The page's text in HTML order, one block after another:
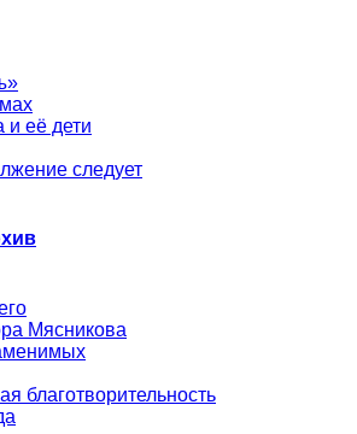
и её дети
следует
Мясникова
благотворительность